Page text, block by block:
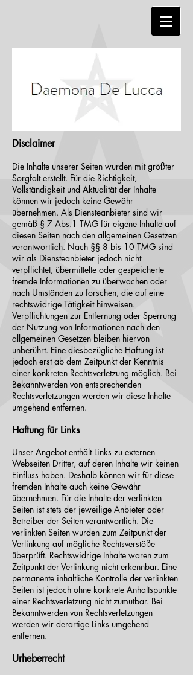
Disclaimer
Die Inhalte unserer Seiten wurden mit größter
Sorgfalt erstellt. Für die Richtigkeit,
Vollständigkeit und Aktualität der Inhalte
können wir jedoch keine Gewähr
übernehmen. Als Diensteanbieter sind wir
gemäß § 7 Abs.1 TMG für eigene Inhalte auf
diesen Seiten nach den allgemeinen Gesetzen
verantwortlich. Nach §§ 8 bis 10 TMG sind
wir als Diensteanbieter jedoch nicht
verpflichtet, übermittelte oder gespeicherte
fremde Informationen zu überwachen oder
nach Umständen zu forschen, die auf eine
rechtswidrige Tätigkeit hinweisen.
Verpflichtungen zur Entfernung oder Sperrung
der Nutzung von Informationen nach den
allgemeinen Gesetzen bleiben hiervon
unberührt. Eine diesbezügliche Haftung ist
jedoch erst ab dem Zeitpunkt der Kenntnis
einer konkreten Rechtsverletzung möglich. Bei
Bekanntwerden von entsprechenden
Rechtsverletzungen werden wir diese Inhalte
umgehend entfernen.
Haftung für Links
Unser Angebot enthält Links zu externen
Webseiten Dritter, auf deren Inhalte wir keinen
Einfluss haben. Deshalb können wir für diese
fremden Inhalte auch keine Gewähr
übernehmen. Für die Inhalte der verlinkten
Seiten ist stets der jeweilige Anbieter oder
Betreiber der Seiten verantwortlich. Die
verlinkten Seiten wurden zum Zeitpunkt der
Verlinkung auf mögliche Rechtsverstöße
überprüft. Rechtswidrige Inhalte waren zum
Zeitpunkt der Verlinkung nicht erkennbar. Eine
permanente inhaltliche Kontrolle der verlinkten
Seiten ist jedoch ohne konkrete Anhaltspunkte
einer Rechtsverletzung nicht zumutbar. Bei
Bekanntwerden von Rechtsverletzungen
werden wir derartige Links umgehend
entfernen.
Urheberrecht